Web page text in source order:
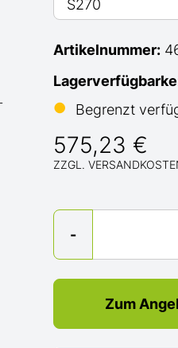
Artikelnummer:
●
Begrenzt
575,23 €
ZZGL.
-
Menge
Zum